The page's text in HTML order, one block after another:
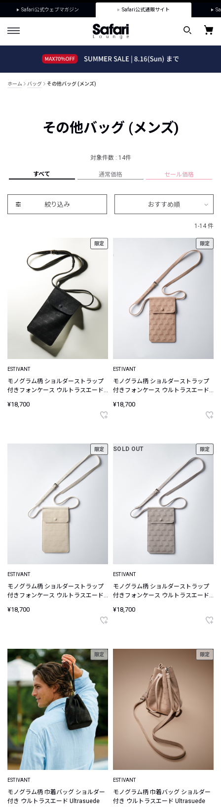
Safari公式ウェブマガジン Safari公式通販サイト
ホーム バッグ その他バッグ (メンズ)
その他バッグ (メンズ)
対象件数 : 14件
すべて 通常価格 セール価格
絞り込み おすすめ順
1-14 件
限定
ESTIVANT
モノグラム柄 ショルダーストラップ
付きフォンケース ウルトラスエード
¥18,700
限定
ESTIVANT
モノグラム柄 ショルダーストラップ
付きフォンケース ウルトラスエード
¥18,700
限定
ESTIVANT
モノグラム柄 ショルダーストラップ
付きフォンケース ウルトラスエード
¥18,700
SOLD OUT 限定
ESTIVANT
モノグラム柄 ショルダーストラップ
付きフォンケース ウルトラスエード
¥18,700
限定
ESTIVANT
モノグラム柄 巾着バッグ ショルダー
付き ウルトラスエード Ultrasuede
限定
ESTIVANT
モノグラム柄 巾着バッグ ショルダー
付き ウルトラスエード Ultrasuede